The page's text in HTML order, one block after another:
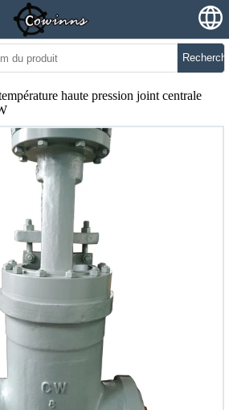
haute pression joint centrale